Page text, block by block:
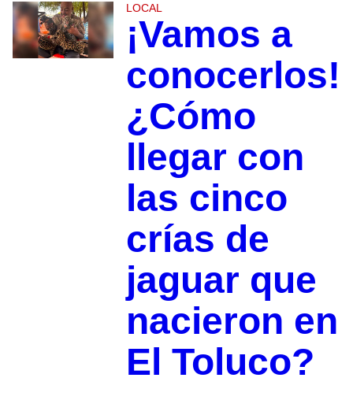
LOCAL
¡Vamos a
conocerlos!
¿Cómo
llegar con
las cinco
crías de
jaguar que
nacieron en
El Toluco?